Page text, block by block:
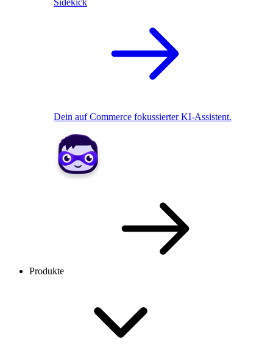
Sidekick
Dein auf Commerce fokussierter KI-Assistent.
Produkte